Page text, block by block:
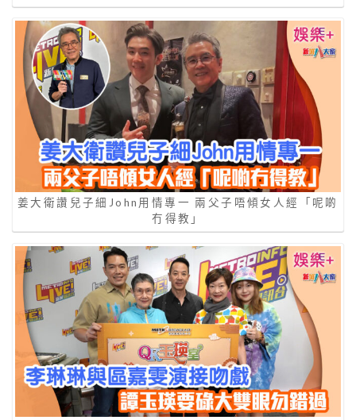
姜大衛讚兒子細John用情專一 兩父子唔傾女人經「呢啲
冇得教」